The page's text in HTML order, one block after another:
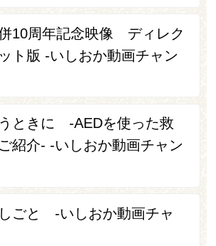
10周年記念映像 ディレク
ト版 -いしおか動画チャン
ときに -AEDを使った救
紹介- -いしおか動画チャン
ごと -いしおか動画チャ